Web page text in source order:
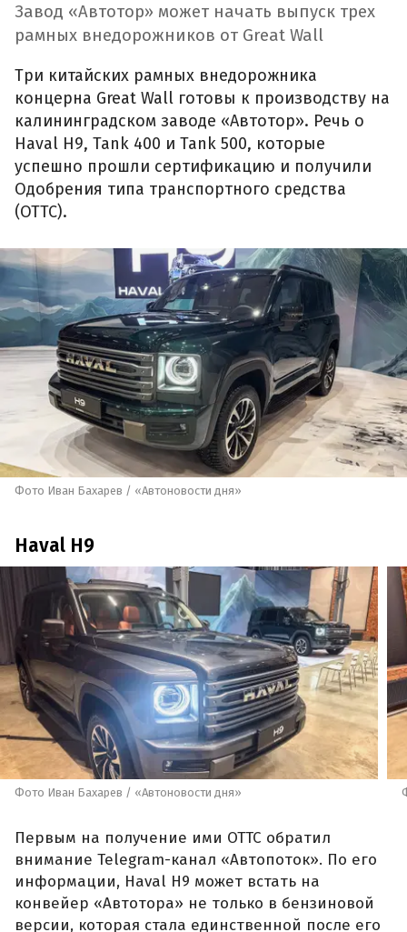
Завод «Автотор» может начать выпуск трех
рамных внедорожников от Great Wall
Три китайских рамных внедорожника
концерна Great Wall готовы к производству на
калининградском заводе «Автотор». Речь о
Haval H9, Tank 400 и Tank 500, которые
успешно прошли сертификацию и получили
Одобрения типа транспортного средства
(ОТТС).
Фото Иван Бахарев / «Автоновости дня»
Haval H9
Фото Иван Бахарев / «Автоновости дня»
Первым на получение ими ОТТС обратил
внимание Telegram-канал «Автопоток». По его
информации, Haval H9 может встать на
конвейер «Автотора» не только в бензиновой
версии, которая стала единственной после его